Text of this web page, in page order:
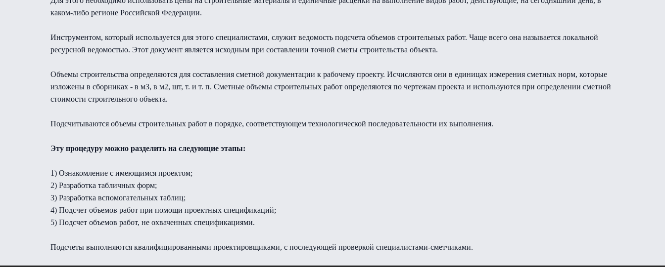
каком-либо регионе Российской Федерации.
Инструментом, который используется для этого специалистами, служит ведомость подсчета объемов строительных работ. Чаще всего она называется локальной
ресурсной ведомостью. Этот документ является исходным при составлении точной сметы строительства объекта.
Объемы строительства определяются для составления сметной документации к рабочему проекту. Исчисляются они в единицах измерения сметных норм, которые
изложены в сборниках - в м3, в м2, шт, т. и т. п. Сметные объемы строительных работ определяются по чертежам проекта и используются при определении сметной
стоимости строительного объекта.
Подсчитываются объемы строительных работ в порядке, соответствующем технологической последовательности их выполнения.
Эту процедуру можно разделить на следующие этапы:
1) Ознакомление с имеющимся проектом;
2) Разработка табличных форм;
3) Разработка вспомогательных таблиц;
4) Подсчет объемов работ при помощи проектных спецификаций;
5) Подсчет объемов работ, не охваченных спецификациями.
Подсчеты выполняются квалифицированными проектировщиками, с последующей проверкой специалистами-сметчиками.